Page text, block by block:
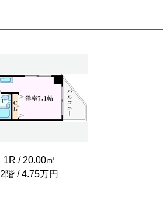
1R / 20.00㎡
2階 / 4.75万円